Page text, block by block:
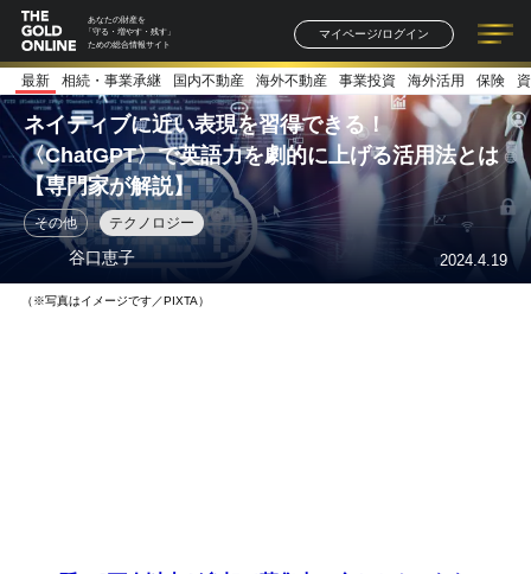
あなたの財産を
「守る・増やす・残す」
ための総合情報サイト
マイページ/ログイン
記事一覧 連載一覧
著者一覧 書籍一覧
最新 相続・事業承継 国内不動産 海外不動産 事業投資 海外活用 保険
ネイティブに近い表現を習得できる！
〈ChatGPT〉で英語力を劇的に上げる活用法とは
【専門家が解説】
その他 テクノロジー
谷口恵子 2024.4.19
（※写真はイメージです／PIXTA）